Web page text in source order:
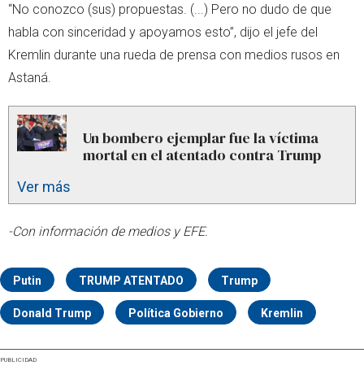
“No conozco (sus) propuestas. (...) Pero no dudo de que
habla con sinceridad y apoyamos esto”, dijo el jefe del
Kremlin durante una rueda de prensa con medios rusos en
Astaná.
Un bombero ejemplar fue la víctima
mortal en el atentado contra Trump
Ver más
-Con información de medios y EFE.
Putin TRUMP ATENTADO Trump
Donald Trump Política Gobierno Kremlin
PUBLICIDAD